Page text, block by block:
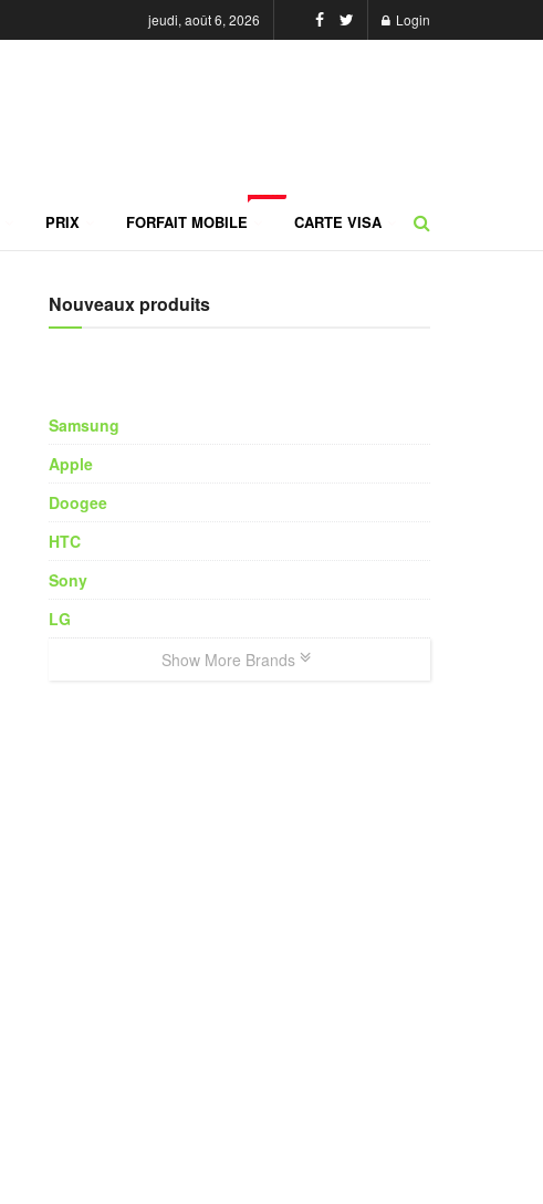
jeudi, août 6, 2026 Login
PRIX FORFAIT MOBILE CARTE VISA
Nouveaux produits
Samsung
Apple
Doogee
HTC
Sony
LG
Show More Brands